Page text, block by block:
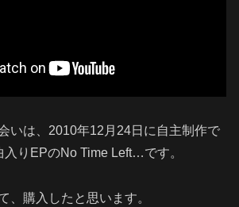
いは、2010年12月24日に自主制作で
入りEPのNo Time Left…です。
、購入したと思います。